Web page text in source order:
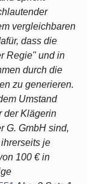
vergleichbaren
dass die
Regie" und in
durch die
zu generieren.
Umstand
der Klägerin
G. GmbH sind,
je
100 € in